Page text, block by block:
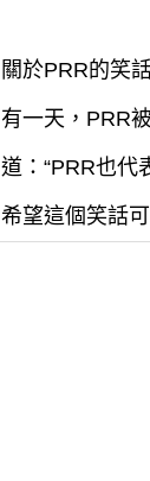
關於PRR的笑
有一天，PRR
道：“PRR也代
希望這個笑話